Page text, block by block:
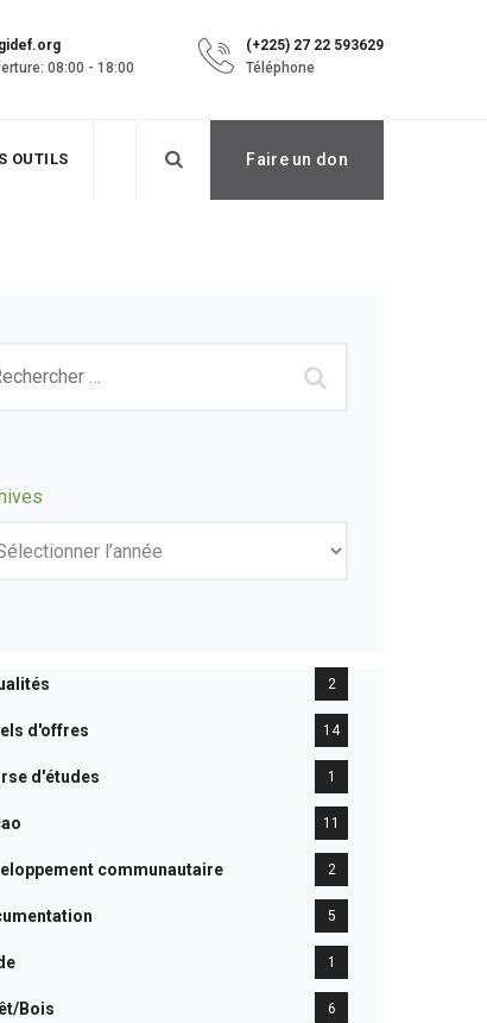
08:00 - 18:00
(+225) 27 22 593629
Téléphone
OUTILS Faire un don
2
d'offres 14
d'études 1
11
communautaire 2
5
1
Bois 6